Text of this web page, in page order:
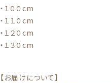
・１００cm
・１１０cm
・１２０cm
・１３０cm
【お届けについて】